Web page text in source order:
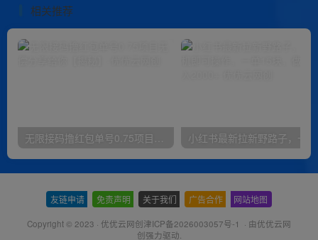
相关推荐
无限接码撸红包单号0.75项目无偿分享给你【揭秘】
友链申请 免责声明 关于我们 广告合作 网站地图
Copyright © 2023 · 优优云网创津ICP备2026003057号-1 · 由优优云网
创强力驱动.